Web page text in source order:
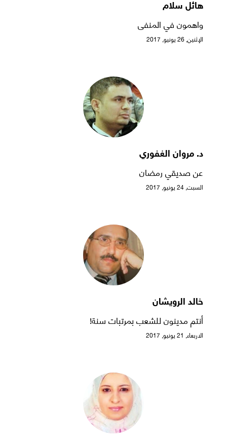
هائل سلام
واهمون في المنفى
الإثنين, 26 يونيو, 2017
د. مروان الغفوري
عن صديقي رمضان
السبت, 24 يونيو, 2017
خالد الرويشان
أنتم مدينون للشعب بمرتبات سنة!
الاربعاء, 21 يونيو, 2017